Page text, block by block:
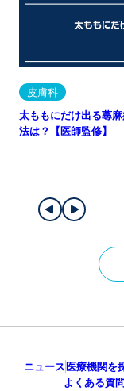
皮膚科
太ももにだけ出る蕁
法は？【医師監修】
ニュース医療機関を
よくある質